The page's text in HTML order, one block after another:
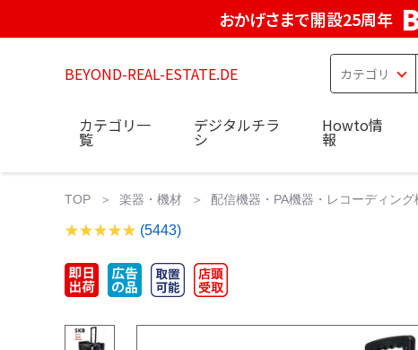
おかげさまで開設25周年
BEYOND-REAL-ESTATE.DE
カテゴリ一
覧
デジタルチラ
シ
Howto情
報
TOP 楽器・機材 配信機器・PA機器・レコーディング
(5443)